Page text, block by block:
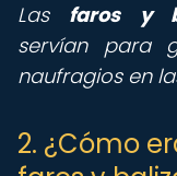
Las faros y
servían para
naufragios en
2. ¿Cómo